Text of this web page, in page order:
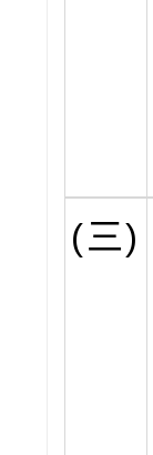
(三)